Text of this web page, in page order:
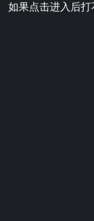
如果点击进入后